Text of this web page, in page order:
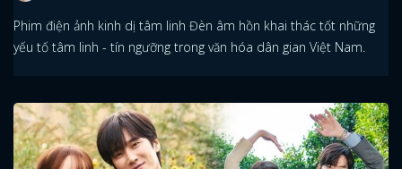
Phim điện ảnh kinh dị tâm linh Đèn âm hồn khai thác tốt những
yếu tố tâm linh - tín ngưỡng trong văn hóa dân gian Việt Nam.